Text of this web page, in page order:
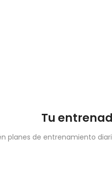
Tu
planes de entrenamiento